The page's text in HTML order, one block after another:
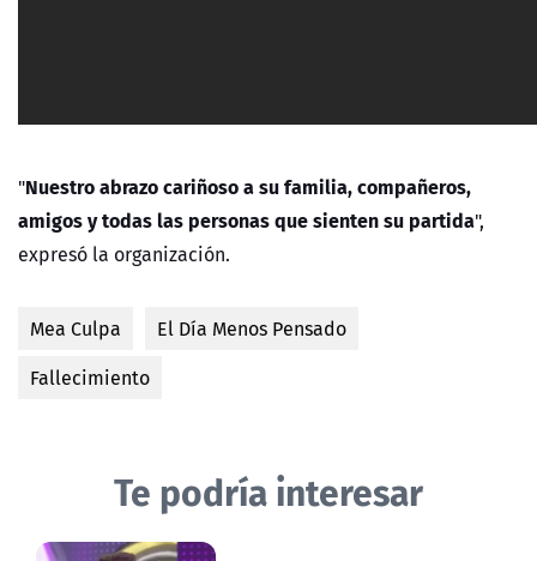
"Nuestro abrazo cariñoso a su familia, compañeros,
amigos y todas las personas que sienten su partida",
expresó la organización.
Mea Culpa
El Día Menos Pensado
Fallecimiento
Te podría interesar